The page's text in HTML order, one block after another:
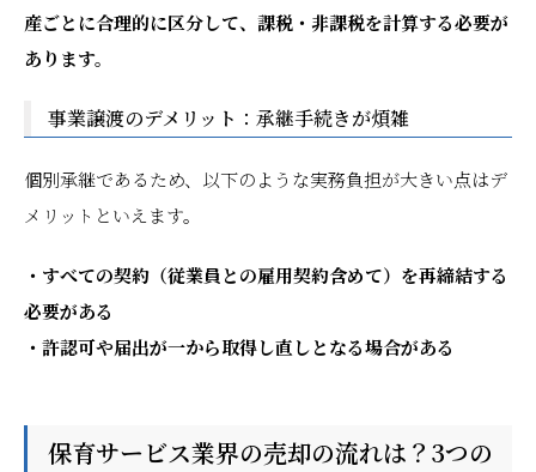
産ごとに合理的に区分して、課税・非課税を計算する必要が
あります。
事業譲渡のデメリット：承継手続きが煩雑
個別承継であるため、以下のような実務負担が大きい点はデ
メリットといえます。
・すべての契約（従業員との雇用契約含めて）を再締結する
必要がある
・許認可や届出が一から取得し直しとなる場合がある
保育サービス業界の売却の流れは？3つの